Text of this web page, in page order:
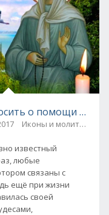
о помощи
Иконы и молитвы
известный
любые
связаны с
ещё при жизни
своей